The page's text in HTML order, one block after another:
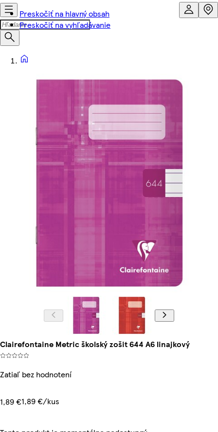
Preskočiť na hlavný obsah
Preskočiť na vyhľadávanie
Clairefontaine Metric školský zošit 644 A6 linajkový
Zatiaľ bez hodnotení
1,89 €1,89 €/kus